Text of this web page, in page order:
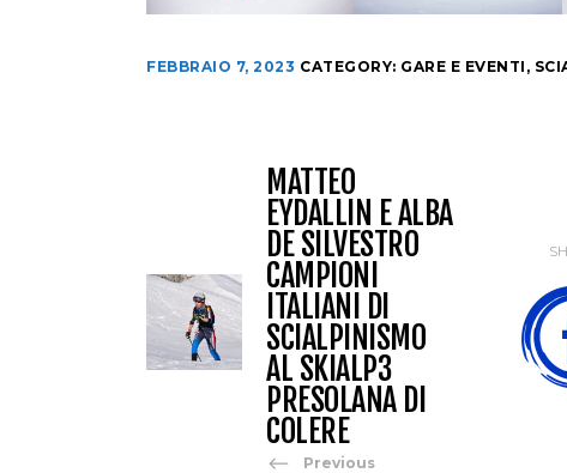
FEBBRAIO 7, 2023 CATEGORY: GARE E EVENTI ,
MATTEO
EYDALLIN E ALBA
DE SILVESTRO
CAMPIONI
ITALIANI DI
SCIALPINISMO
AL SKIALP3
PRESOLANA DI
COLERE
Previous